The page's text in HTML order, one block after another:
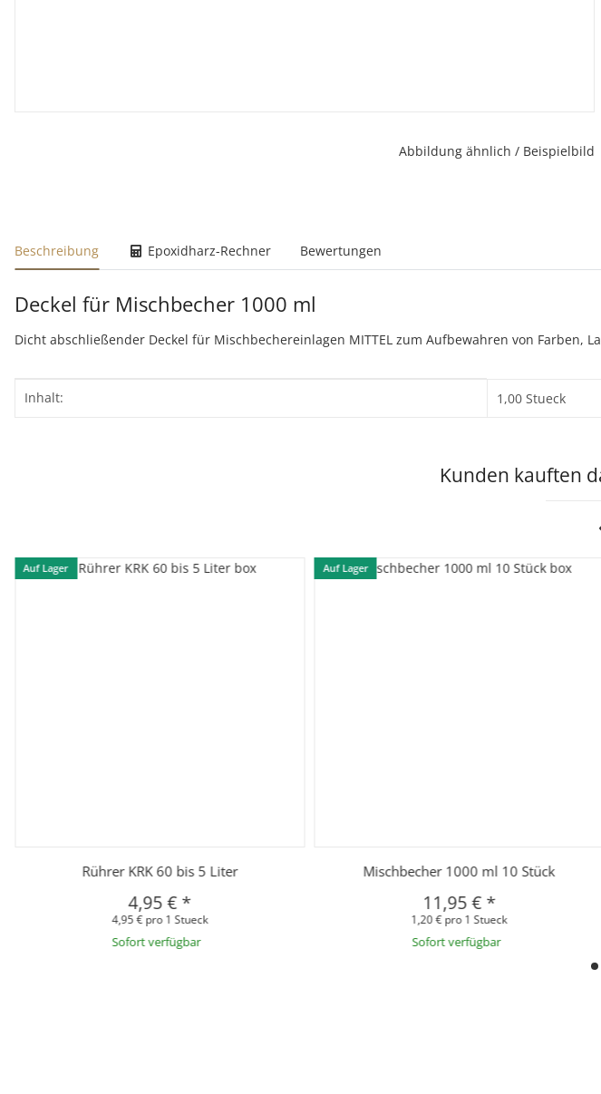
Abbildung ähnlich / Beispielbild
weitere Registerkarten anzeigen
Beschreibung Epoxidharz-Rechner Bewertungen
Deckel für Mischbecher 1000 ml
Dicht abschließender Deckel für Mischbechereinlagen MITTEL zum Aufbewahren von Farben,
Produkteigenschaft
Wert
Inhalt: 1,00 Stueck
Kunden kauften
Auf Lager
Rührer KRK 60 bis 5 Liter
4,95 €*
4,95 € pro 1 Stueck
Sofort verfügbar
Auf Lager
Mischbecher 1000 ml 10 Stück
11,95 €*
1,20 € pro 1 Stueck
Sofort verfügbar